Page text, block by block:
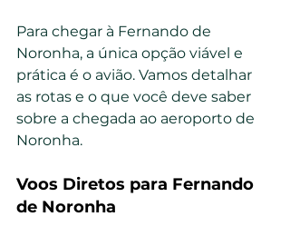
Para chegar à Fernando de
Noronha, a única opção viável e
prática é o avião. Vamos detalhar
as rotas e o que você deve saber
sobre a chegada ao aeroporto de
Noronha.
Voos Diretos para Fernando
de Noronha